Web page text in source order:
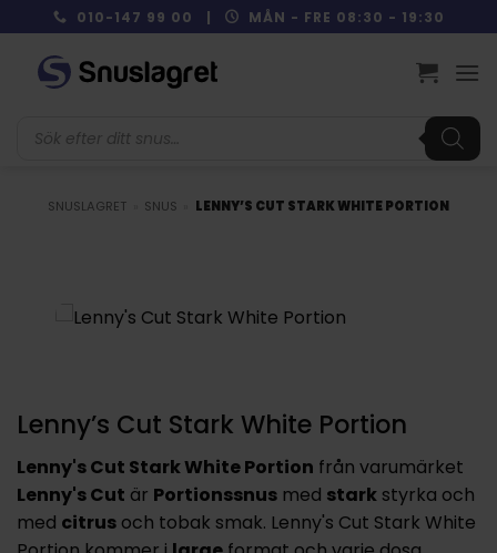
to
content
010-147 99 00 | MÅN - FRE 08:30 - 19:30
SNUSLAGRET SNUS LENNY’S CUT STARK WHITE PORTION
Lenny’s Cut Stark White Portion
Lenny's Cut Stark White Portion från varumärket
Lenny's Cut är Portionssnus med stark styrka och
med citrus och tobak smak. Lenny's Cut Stark White